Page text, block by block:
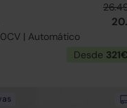
| Automático
Desde 321€